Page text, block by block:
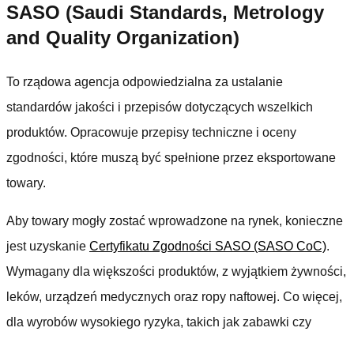
SASO (Saudi Standards, Metrology
and Quality Organization)
To rządowa agencja odpowiedzialna za ustalanie
standardów jakości i przepisów dotyczących wszelkich
produktów. Opracowuje przepisy techniczne i oceny
zgodności, które muszą być spełnione przez eksportowane
towary.
Aby towary mogły zostać wprowadzone na rynek, konieczne
jest uzyskanie Certyfikatu Zgodności SASO (SASO CoC).
Wymagany dla większości produktów, z wyjątkiem żywności,
leków, urządzeń medycznych oraz ropy naftowej. Co więcej,
dla wyrobów wysokiego ryzyka, takich jak zabawki czy